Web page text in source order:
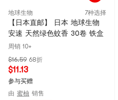
地球生物 7种选择
【日本直邮】 日本 地球生物
安速 天然绿色蚊香 30卷 铁盒
周销 10+
$16.59 68折
$11.13
参与买赠
由 蜜柚 销售